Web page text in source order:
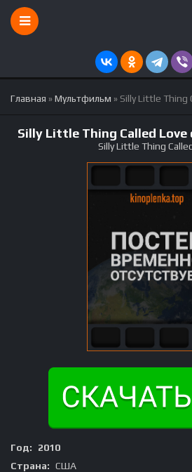
Главная »Мультфильм » Silly Little Thing
Silly Little Thing Called Love
Silly Little Thing
Год:
2010
Страна: США